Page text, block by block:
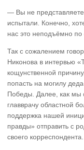
— Вы не
испытали. Конечно,
нас это неподъёмно
Так с сожалением
Никонова в интервью
кощунственной
попасть на могилу
Победы. Далее, как
главврачу областной
поддержка нашей
правды» отправить с
своего корреспондента.